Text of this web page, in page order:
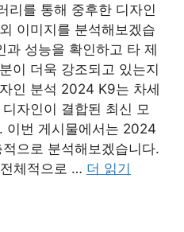
리를 통해 중후한 디자인
이미지를 분석해보겠습
과 성능을 확인하고 타 제
이 더욱 강조되고 있는지
인 분석 2024 K9는 차세
자인이 결합된 최신 모
이번 게시물에서는 2024
으로 분석해보겠습니다.
체적으로 … 더 읽기